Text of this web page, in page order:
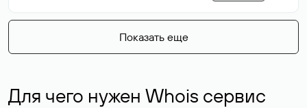
Показать еще
Для чего нужен Whois сервис